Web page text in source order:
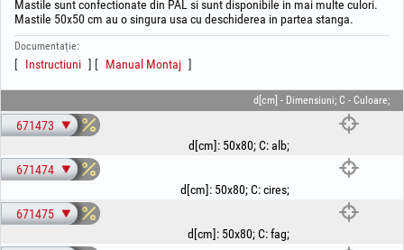
Mastile sunt confectionate din PAL si sunt disponibile in mai multe culori.
Mastile 50x50 cm au o singura usa cu deschiderea in partea stanga.
Documentație:
Instructiuni Manual Montaj
d[cm] - Dimensiuni; C - Culoare;
671473
d[cm]: 50x80;C:alb;
671474
d[cm]: 50x80;C:cires;
671475
d[cm]: 50x80;C:fag;